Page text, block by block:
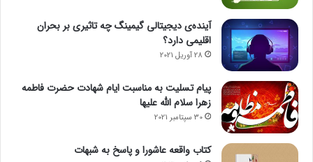
آینده‌ی دیجیتالی گیمینگ چه تاثیری بر بحران
اقلیمی دارد؟
28 آوریل 2021
پیام تسلیت به مناسبت ایام شهادت حضرت فاطمه
زهرا سلام الله علیها
30 سپتامبر 2021
کتاب واقعه عاشورا و پاسخ به شبهات